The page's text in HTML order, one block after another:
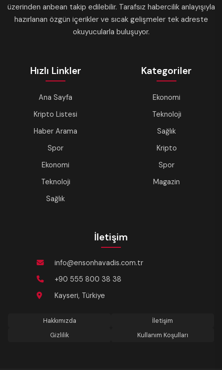
üzerinden anbean takip edilebilir. Tarafsız habercilik anlayışıyla
hazırlanan özgün içerikler ve sıcak gelişmeler tek adreste
okuyucularla buluşuyor.
Hızlı Linkler
Ana Sayfa
Kripto Listesi
Haber Arama
Spor
Ekonomi
Teknoloji
Sağlık
Kategoriler
Ekonomi
Teknoloji
Sağlık
Kripto
Spor
Magazin
İletişim
info@ensonhavadis.com.tr
+90 555 800 38 38
Kayseri, Türkiye
Hakkımızda
İletişim
Gizlilik
Kullanım Koşulları